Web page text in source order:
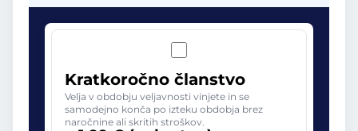
Kratkoročno članstvo
Velja v obdobju veljavnosti vinjete in se
samodejno konča po izteku obdobja brez
naročnine ali skritih stroškov.